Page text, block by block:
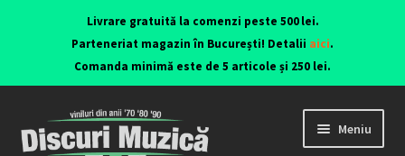
Livrare gratuită la comenzi peste 500 lei.
Parteneriat magazin în București! Detalii aici.
Comanda minimă este de 5 articole și 250 lei.
Meniu